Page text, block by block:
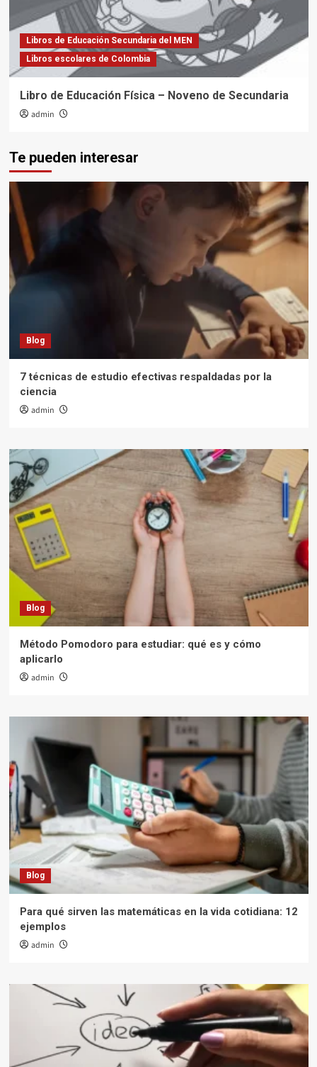
Libros de Educación Secundaria del MEN
Libros escolares de Colombia
Libro de Educación Física – Noveno de Secundaria
admin
Te pueden interesar
Blog
7 técnicas de estudio efectivas respaldadas por la
ciencia
admin
Blog
Método Pomodoro para estudiar: qué es y cómo
aplicarlo
admin
Blog
Para qué sirven las matemáticas en la vida cotidiana: 12
ejemplos
admin